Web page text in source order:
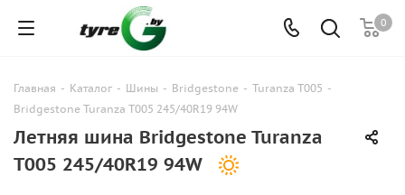
0
Главная - Каталог - Шины - Bridgestone - Turanza T005 -
Bridgestone Turanza T005 245/40R19 94W
Летняя шина Bridgestone Turanza
T005 245/40R19 94W